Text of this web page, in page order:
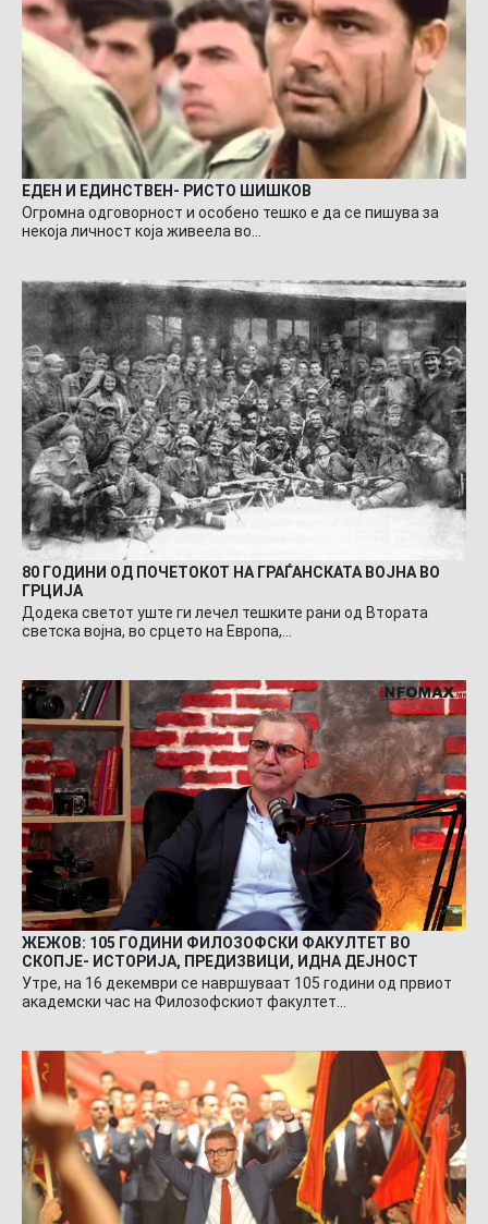
ЕДЕН И ЕДИНСТВЕН- РИСТО ШИШКОВ
Огромна одговорност и особено тешко е да се пишува за
некоја личност која живеела во…
80 ГОДИНИ ОД ПОЧЕТОКОТ НА ГРАЃАНСКАТА ВОЈНА ВО
ГРЦИЈА
Додека светот уште ги лечел тешките рани од Втората
светска војна, во срцето на Европа,…
ЖЕЖОВ: 105 ГОДИНИ ФИЛОЗОФСКИ ФАКУЛТЕТ ВО
СКОПЈЕ- ИСТОРИЈА, ПРЕДИЗВИЦИ, ИДНА ДЕЈНОСТ
Утре, на 16 декември се навршуваат 105 години од првиот
академски час на Филозофскиот факултет…